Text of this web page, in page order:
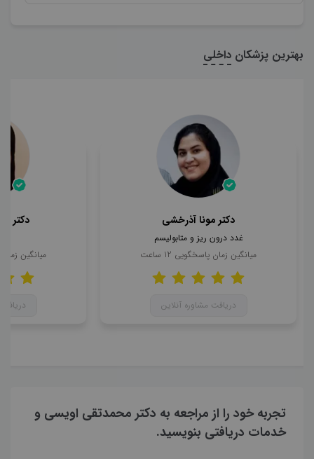
بهترین پزشکان داخلی
دکتر مونا آذرخشی
غدد درون ریز و متابولیسم
میانگین زمان پاسخگویی 12 ساعت
دریافت مشاوره آنلاین
دکتر
میانگین
تجربه خود را از مراجعه به دکتر محمدتقی اویسی و
خدمات دریافتی بنویسید.